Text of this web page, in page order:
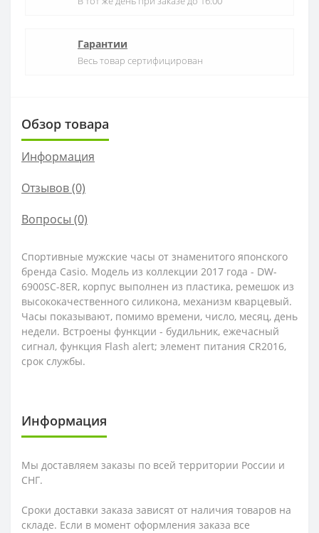
Гарантии
Весь товар сертифицирован
Обзор товара
Информация
Отзывов (0)
Вопросы (0)
Спортивные мужские часы от знаменитого японского
бренда Casio. Модель из коллекции 2017 года - DW-
6900SC-8ER, корпус выполнен из пластика, ремешок из
высококачественного силикона, механизм кварцевый.
Часы показывают, помимо времени, число, месяц, день
недели. Встроены функции - будильник, ежечасный
сигнал, функция Flash alert; элемент питания CR2016,
срок службы.
Информация
Мы доставляем заказы по всей территории России и
СНГ.
Сроки доставки заказа зависят от наличия товаров на
складе. Если в момент оформления заказа все